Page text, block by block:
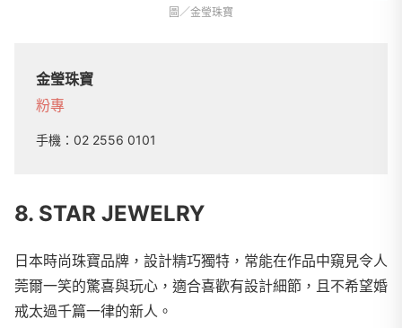
圖／金瑩珠寶
金瑩珠寶
粉專
手機： 02 2556 0101
8. STAR JEWELRY
日本時尚珠寶品牌，設計精巧獨特，常能在作品中窺見令人
莞爾一笑的驚喜與玩心，適合喜歡有設計細節，且不希望婚
戒太過千篇一律的新人。